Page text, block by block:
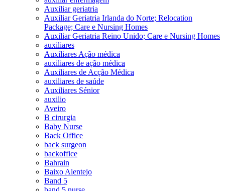
Auxiliar geriatria
Auxiliar Geriatria Irlanda do Norte; Relocation
Package; Care e Nursing Homes
Auxiliar Geriatria Reino Unido; Care e Nursing Homes
auxiliares
Auxiliares Ação médica
auxiliares de ação médica
Auxiliares de Acção Médica
auxiliares de saúde
Auxiliares Sénior
auxilio
Aveiro
B cirurgia
Baby Nurse
Back Office
back surgeon
backoffice
Bahrain
Baixo Alentejo
Band 5